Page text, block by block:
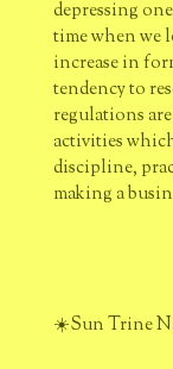
depressing
time when we
increase in
tendency to
regulations
activities
discipline,
making a
☀️Sun Trine